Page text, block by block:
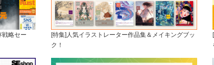
戦略セー
[特集]人気イラストレーター作品集＆メイキングブッ
ク！